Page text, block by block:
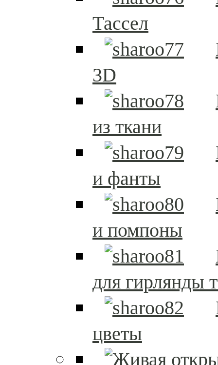
Тассел
3D
из ткани
и фанты
и помпоны
для гирлянды
цветы